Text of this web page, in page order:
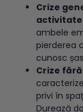
Crize
ambele
pierderea
cunosc
Crize
privi în
Durează